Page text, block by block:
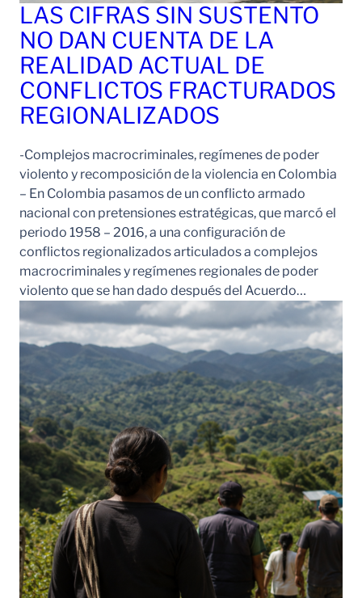
LAS CIFRAS SIN SUSTENTO
NO DAN CUENTA DE LA
REALIDAD ACTUAL DE
CONFLICTOS FRACTURADOS
REGIONALIZADOS
-Complejos macrocriminales, regímenes de poder
violento y recomposición de la violencia en Colombia
– En Colombia pasamos de un conflicto armado
nacional con pretensiones estratégicas, que marcó el
periodo 1958 – 2016, a una configuración de
conflictos regionalizados articulados a complejos
macrocriminales y regímenes regionales de poder
violento que se han dado después del Acuerdo…